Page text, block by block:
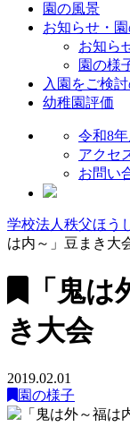
園の風景
お知らせ・
お知ら
園の様
入園をご検
幼稚園評価
令和8
アクセ
お問い
学校法人秩父ほう
は内～」豆まき大
「鬼
き大会
2019.02.01
園の様子